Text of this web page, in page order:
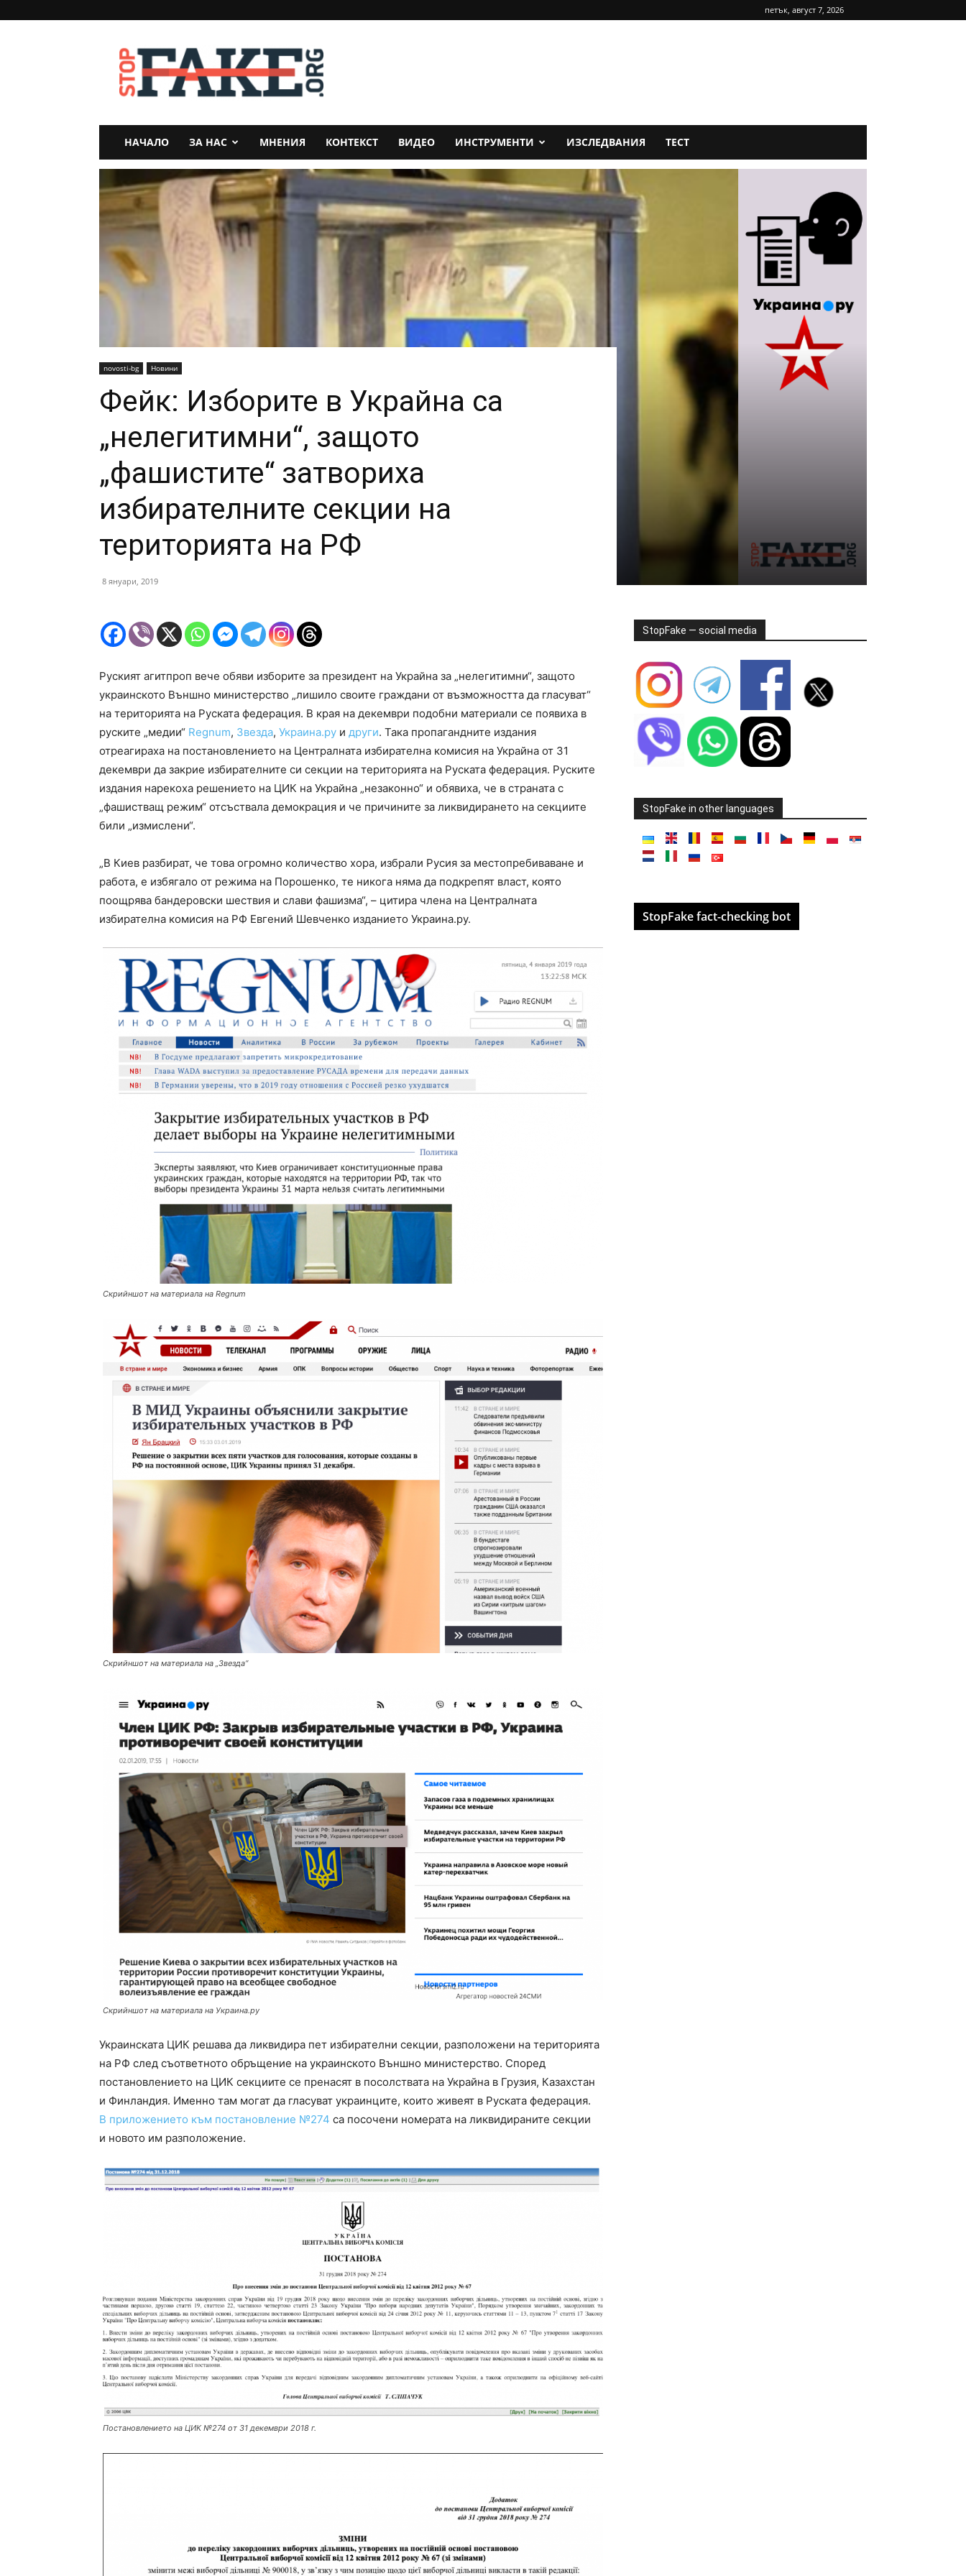
петък, август 7, 2026
StopFake
НАЧАЛО ЗА НАС МНЕНИЯ КОНТЕКСТ ВИДЕО ИНСТРУМЕНТИ ИЗСЛЕДВАНИЯ ТЕСТ
novosti-bg Новини
Фейк: Изборите в Украйна са
„нелегитимни“, защото
„фашистите“ затвориха
избирателните секции на
територията на РФ
8 януари, 2019
Руският агитпроп вече обяви изборите за президент на Украйна за „нелегитимни“, защото
украинското Външно министерство „лишило своите граждани от възможността да гласуват“
на територията на Руската федерация. В края на декември подобни материали се появиха в
руските „медии“ Regnum, Звезда, Украина.ру и други. Така пропагандните издания
отреагираха на постановлението на Централната избирателна комисия на Украйна от 31
декември да закрие избирателните си секции на територията на Руската федерация. Руските
издания нарекоха решението на ЦИК на Украйна „незаконно“ и обявиха, че в страната с
„фашистващ режим“ отсъствала демокрация и че причините за ликвидирането на секциите
били „измислени“.
„В Киев разбират, че това огромно количество хора, избрали Русия за местопребиваване и
работа, е избягало от режима на Порошенко, те никога няма да подкрепят власт, която
поощрява бандеровски шествия и слави фашизма“, – цитира члена на Централната
избирателна комисия на РФ Евгений Шевченко изданието Украина.ру.
Скрийншот на материала на Regnum
Скрийншот на материала на „Звезда“
Скрийншот на материала на Украина.ру
Украинската ЦИК решава да ликвидира пет избирателни секции, разположени на територията
на РФ след съответното обръщение на украинското Външно министерство. Според
постановлението на ЦИК секциите се пренасят в посолствата на Украйна в Грузия, Казахстан
и Финландия. Именно там могат да гласуват украинците, които живеят в Руската федерация.
В приложението към постановление №274 са посочени номерата на ликвидираните секции
и новото им разположение.
Постановлението на ЦИК №274 от 31 декември 2018 г.
StopFake — social media
StopFake in other languages
StopFake fact-checking bot